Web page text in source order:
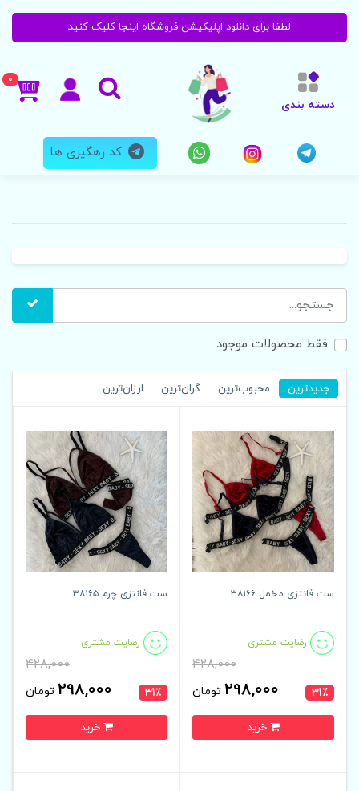
لطفا برای دانلود اپلیکیشن فروشگاه اینجا کلیک کنید
دسته بندی
0
کد رهگیری ها
فقط محصولات موجود
جدیدترین محبوب‌ترین گران‌ترین ارزان‌ترین
31٪
ست فانتزی مخمل ۳۸۱۶۶
رضایت مشتری
428,000
298,000 تومان 31٪
ست فانتزی چرم ۳۸۱۶۵
رضایت مشتری
428,000
298,000 تومان